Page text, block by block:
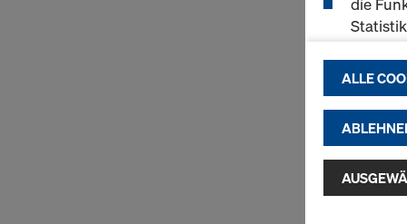
Indem Sie
ALLE